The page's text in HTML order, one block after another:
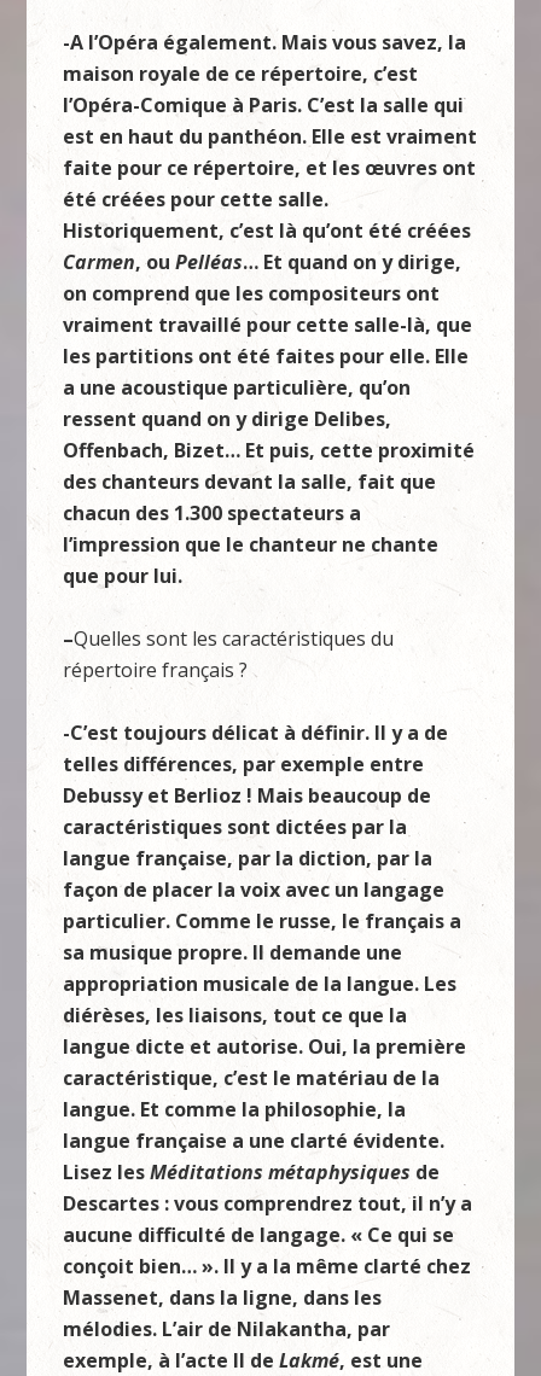
-A l’Opéra également. Mais vous savez, la
maison royale de ce répertoire, c’est
l’Opéra-Comique à Paris. C’est la salle qui
est en haut du panthéon. Elle est vraiment
faite pour ce répertoire, et les œuvres ont
été créées pour cette salle.
Historiquement, c’est là qu’ont été créées
Carmen, ouPelléas… Et quand on y dirige,
on comprend que les compositeurs ont
vraiment travaillé pour cette salle-là, que
les partitions ont été faites pour elle. Elle
a une acoustique particulière, qu’on
ressent quand on y dirige Delibes,
Offenbach, Bizet… Et puis, cette proximité
des chanteurs devant la salle, fait que
chacun des 1.300 spectateurs a
l’impression que le chanteur ne chante
que pour lui.
–Quelles sont les caractéristiques du
répertoire français ?
-C’est toujours délicat à définir. Il y a de
telles différences, par exemple entre
Debussy et Berlioz ! Mais beaucoup de
caractéristiques sont dictées par la
langue française, par la diction, par la
façon de placer la voix avec un langage
particulier. Comme le russe, le français a
sa musique propre. Il demande une
appropriation musicale de la langue. Les
diérèses, les liaisons, tout ce que la
langue dicte et autorise. Oui, la première
caractéristique, c’est le matériau de la
langue. Et comme la philosophie, la
langue française a une clarté évidente.
Lisez lesMéditations métaphysiques de
Descartes : vous comprendrez tout, il n’y a
aucune difficulté de langage. « Ce qui se
conçoit bien… ». Il y a la même clarté chez
Massenet, dans la ligne, dans les
mélodies. L’air de Nilakantha, par
exemple, à l’acte II deLakmé, est une